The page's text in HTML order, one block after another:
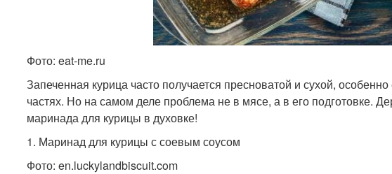
Фото: eat-me.ru
Запеченная курица часто получается пресноватой и сухой,
частях. Но на самом деле проблема не в мясе, а в его подготовке.
маринада для курицы в духовке!
1. Маринад для курицы с соевым соусом
Фото: en.luckylandbiscuit.com